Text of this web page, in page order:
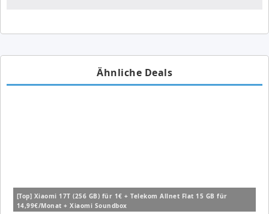
Ähnliche Deals
[Top] Xiaomi 17T (256 GB) für 1€ + Telekom Allnet Flat 15 GB für
14,99€/Monat + Xiaomi Soundbox